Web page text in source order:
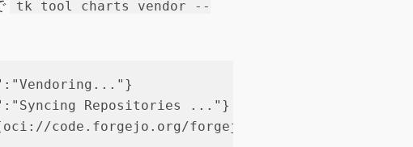
tk tool charts vendor --
Repositories ..."}